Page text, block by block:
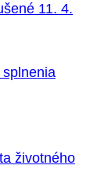
11. 4.
životného